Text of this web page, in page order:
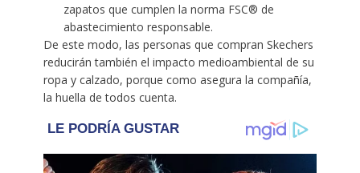
zapatos que cumplen la norma FSC® de
abastecimiento responsable.
De este modo, las personas que compran Skechers
reducirán también el impacto medioambiental de su
ropa y calzado, porque como asegura la compañía,
la huella de todos cuenta.